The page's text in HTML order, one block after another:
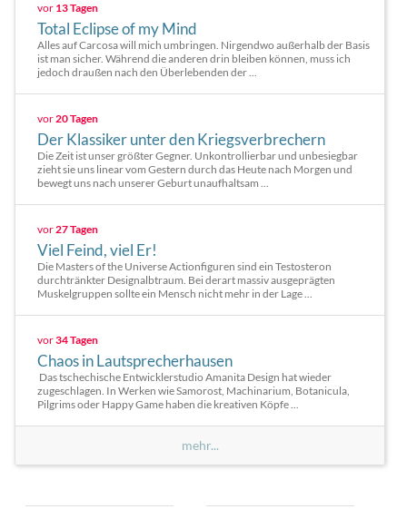
vor 13 Tagen
Total Eclipse of my Mind
Alles auf Carcosa will mich umbringen. Nirgendwo außerhalb der Basis
ist man sicher. Während die anderen drin bleiben können, muss ich
jedoch draußen nach den Überlebenden der ...
vor20 Tagen
Der Klassiker unter den Kriegsverbrechern
Die Zeit ist unser größter Gegner. Unkontrollierbar und unbesiegbar
zieht sie uns linear vom Gestern durch das Heute nach Morgen und
bewegt uns nach unserer Geburt unaufhaltsam ...
vor27 Tagen
Viel Feind, viel Er!
Die Masters of the Universe Actionfiguren sind ein Testosteron
durchtränkter Designalbtraum. Bei derart massiv ausgeprägten
Muskelgruppen sollte ein Mensch nicht mehr in der Lage ...
vor34 Tagen
Chaos in Lautsprecherhausen
Das tschechische Entwicklerstudio Amanita Design hat wieder
zugeschlagen. In Werken wie Samorost, Machinarium, Botanicula,
Pilgrims oder Happy Game haben die kreativen Köpfe ...
mehr...